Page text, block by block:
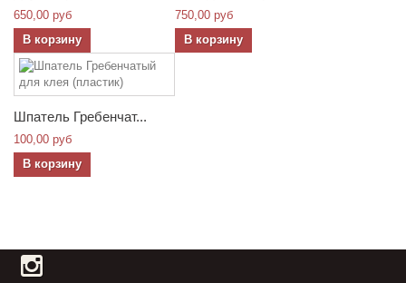
650,00 руб
В корзину
750,00 руб
В корзину
Шпатель Гребенчат...
100,00 руб
В корзину